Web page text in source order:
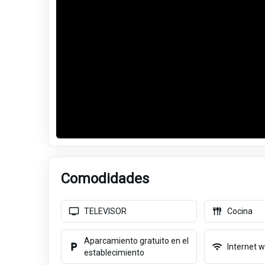
Comodidades
TELEVISOR Cocina
Aparcamiento gratuito en el
establecimiento
Internet